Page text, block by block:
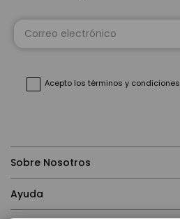
Acepto los términos y condiciones
Sobre Nosotros
Ayuda